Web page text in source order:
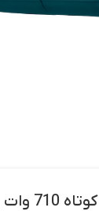
فرز انگشتی